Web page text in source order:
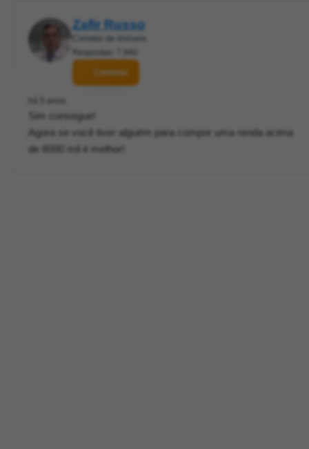
Zafir Russo
Contatar
Sim consegue!
Agora se você tiver alguém para compor uma renda acima
de 6000 mil é melhor!